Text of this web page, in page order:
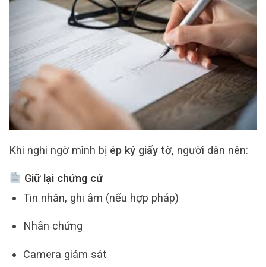
Khi nghi ngờ mình bị ép ký giấy tờ, người dân nên:
Giữ lại chứng cứ
Tin nhắn, ghi âm (nếu hợp pháp)
Nhân chứng
Camera giám sát